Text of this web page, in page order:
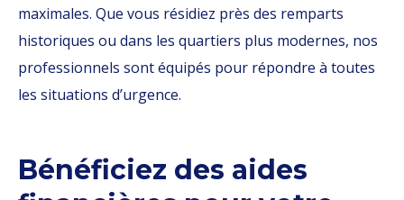
maximales. Que vous résidiez près des remparts
historiques ou dans les quartiers plus modernes, nos
professionnels sont équipés pour répondre à toutes
les situations d’urgence.
Bénéficiez des aides